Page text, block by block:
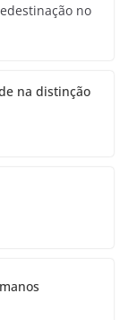
no
na distinção